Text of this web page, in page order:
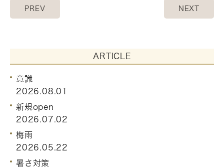
PREV NEXT
ARTICLE
意識
2026.08.01
新規open
2026.07.02
梅雨
2026.05.22
暑さ対策